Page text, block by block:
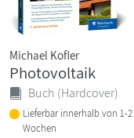
Michael Kofler
Photovoltaik
Buch (Hardcover)
Lieferbar innerhalb von 1-2
Wochen